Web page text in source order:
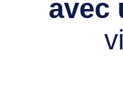
avec